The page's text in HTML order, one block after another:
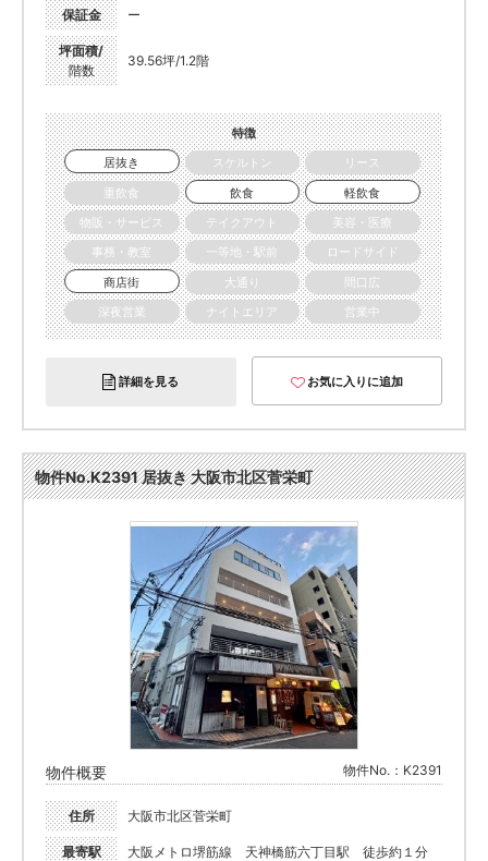
保証金 ー
坪面積/
階数
39.56坪/1.2階
特徴
居抜き
スケルトン
リース
重飲食
飲食
軽飲食
物販・サービス
テイクアウト
美容・医療
事務・教室
一等地・駅前
ロードサイド
商店街
大通り
間口広
深夜営業
ナイトエリア 営業中
詳細を見る お気に入りに追加
物件No.K2391 居抜き 大阪市北区菅栄町
物件概要 物件No.：K2391
住所 大阪市北区菅栄町
最寄駅 大阪メトロ堺筋線 天神橋筋六丁目駅 徒歩約１分